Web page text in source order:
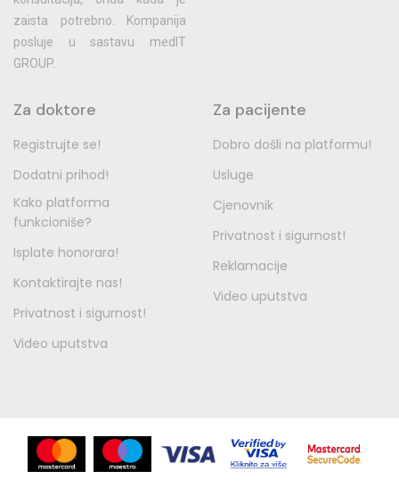
zaista potrebno. Kompanija
posluje u sastavu medIT
GROUP.
Za doktore
Registrujte se!
Dodatni prihod!
Kako platforma
funkcioniše?
Isplate honorara!
Kontaktirajte nas!
Privatnost i sigurnost!
Video uputstva
Za pacijente
Dobro došli na platformu!
Usluge
Cjenovnik
Privatnost i sigurnost!
Reklamacije
Video uputstva